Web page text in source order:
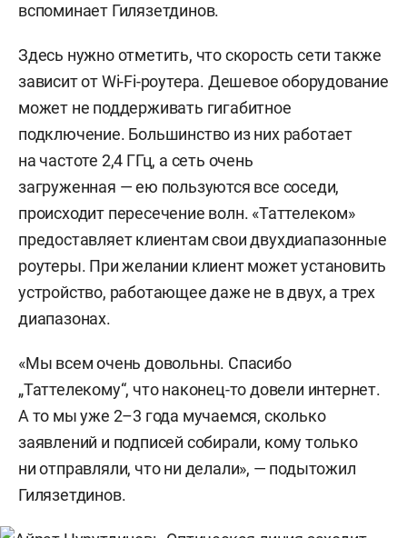
вспоминает Гилязетдинов.
Здесь нужно отметить, что скорость сети также
зависит от Wi-Fi-роутера. Дешевое оборудование
может не поддерживать гигабитное
подключение. Большинство из них работает
на частоте 2,4 ГГц, а сеть очень
загруженная — ею пользуются все соседи,
происходит пересечение волн. «Таттелеком»
предоставляет клиентам свои двухдиапазонные
роутеры. При желании клиент может установить
устройство, работающее даже не в двух, а трех
диапазонах.
«Мы всем очень довольны. Спасибо
„Таттелекому“, что наконец-то довели интернет.
А то мы уже 2–3 года мучаемся, сколько
заявлений и подписей собирали, кому только
ни отправляли, что ни делали», — подытожил
Гилязетдинов.